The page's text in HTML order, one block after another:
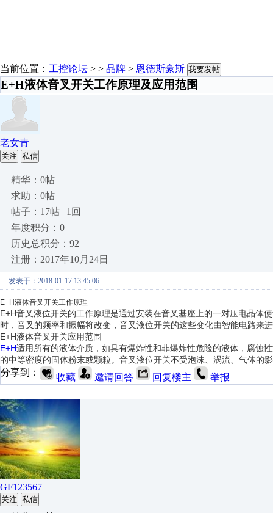
当前位置： 工控论坛 > > 品牌 > 恩德斯豪斯 我要发帖
E+H液体音叉开关工作原理及应用范围
老女青
关注 私信
精华：0帖
求助：0帖
帖子：17帖 | 1回
年度积分：0
历史总积分：92
注册：2017年10月24日
发表于：2018-01-17 13:45:06
E+H液体音叉开关工作原理
E+H音叉液位开关的工作原理是通过安装在音叉基座上的一对压电晶体
时，音叉的频率和振幅将改变，音叉液位开关的这些变化由智能电路来
E+H液体音叉开关应用范围
E+H适用所有的液体介质，如具有爆炸性和非爆炸性危险的液体，腐蚀
的中等密度的固体粉末或颗粒。音叉液位开关不受泡沫、涡流、气体的
分享到： 收藏 邀请回答 回复楼主 举报
GF123567
关注 私信